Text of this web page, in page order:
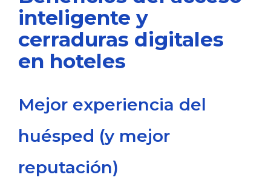
inteligente y
cerraduras digitales
en hoteles
Mejor experiencia del
huésped (y mejor
reputación)